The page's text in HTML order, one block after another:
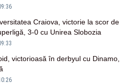
Craiova, victorie la scor de
3-0 cu Unirea Slobozia
victorioasă în derbyul cu Dinamo,